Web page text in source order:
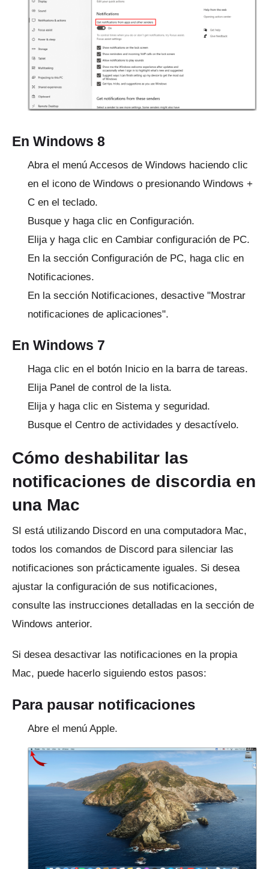
En Windows 8
Abra el menú Accesos de Windows haciendo clic
en el icono de Windows o presionando Windows +
C en el teclado.
Busque y haga clic en Configuración.
Elija y haga clic en Cambiar configuración de PC.
En la sección Configuración de PC, haga clic en
Notificaciones.
En la sección Notificaciones, desactive "Mostrar
notificaciones de aplicaciones".
En Windows 7
Haga clic en el botón Inicio en la barra de tareas.
Elija Panel de control de la lista.
Elija y haga clic en Sistema y seguridad.
Busque el Centro de actividades y desactívelo.
Cómo deshabilitar las
notificaciones de discordia en
una Mac
SI está utilizando Discord en una computadora Mac,
todos los comandos de Discord para silenciar las
notificaciones son prácticamente iguales. Si desea
ajustar la configuración de sus notificaciones,
consulte las instrucciones detalladas en la sección de
Windows anterior.
Si desea desactivar las notificaciones en la propia
Mac, puede hacerlo siguiendo estos pasos:
Para pausar notificaciones
Abre el menú Apple.